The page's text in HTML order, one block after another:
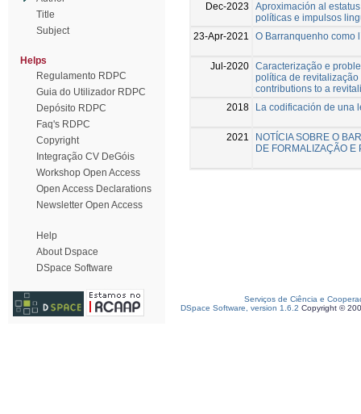
Title
Subject
Helps
Regulamento RDPC
Guia do Utilizador RDPC
Depósito RDPC
Faq's RDPC
Copyright
Integração CV DeGóis
Workshop Open Access
Open Access Declarations
Newsletter Open Access
Help
About Dspace
DSpace Software
Dec-2023
Aproximación al
políticas e impulsos
23-Apr-2021
O Barranquenho como
Jul-2020 Caracterização e
política de
contributions to a
2018
La codificación de una
2021
NOTÍCIA SOBRE O
DE FORMALIZAÇÃO E
Serviços de Ciência e
DSpace Software, version 1.6.2 Copyright ©